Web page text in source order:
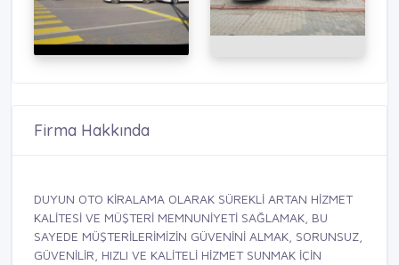
Firma Hakkında
DUYUN OTO KİRALAMA OLARAK SÜREKLİ ARTAN HİZMET
KALİTESİ VE MÜŞTERİ MEMNUNİYETİ SAĞLAMAK, BU
SAYEDE MÜŞTERİLERİMİZİN GÜVENİNİ ALMAK, SORUNSUZ,
GÜVENİLİR, HIZLI VE KALİTELİ HİZMET SUNMAK İÇİN